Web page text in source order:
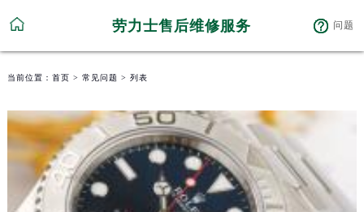
劳力士售后维修服务 问题
当前位置： 首页 > 常见问题 > 列表